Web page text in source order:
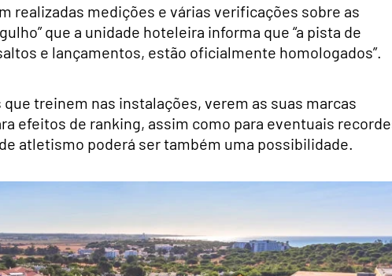
realizadas medições e várias verificações sobre as
que a unidade hoteleira informa que “a pista de
e lançamentos, estão oficialmente homologados”.
treinem nas instalações, verem as suas marcas
efeitos de ranking, assim como para eventuais
atletismo poderá ser também uma possibilidade.